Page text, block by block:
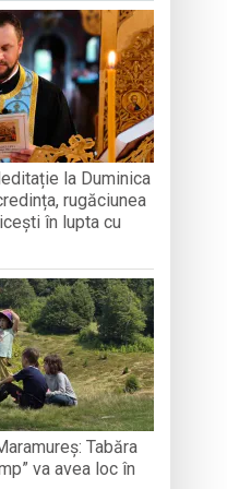
la Duminica
rugăciunea
în lupta cu
Tabăra
va avea loc în